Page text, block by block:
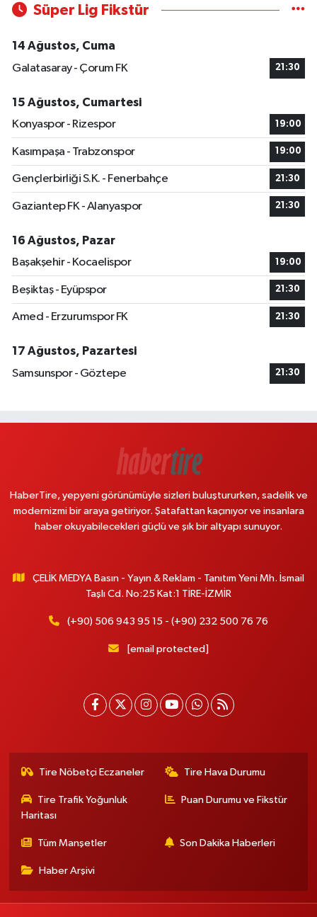
Süper Lig Fikstür
14 Ağustos, Cuma
Galatasaray - Çorum FK
21:30
15 Ağustos, Cumartesi
Konyaspor - Rizespor
19:00
Kasımpaşa - Trabzonspor 19:00
Gençlerbirliği S.K. - Fenerbahçe 21:30
Gaziantep FK - Alanyaspor 21:30
16 Ağustos, Pazar
Başakşehir - Kocaelispor
19:00
Beşiktaş - Eyüpspor 21:30
Amed - Erzurumspor FK 21:30
17 Ağustos, Pazartesi
Samsunspor - Göztepe
21:30
HaberTire, yepyeni görünümüyle sizleri buluştururken, sadelik ve
modernizmi bir araya getiriyor. Şatafattan kaçınıyor ve insanlara
haber okuyabilecekleri güçlü ve şık bir altyapı sunuyor.
ÇELİK MEDYA Basın - Yayın & Reklam - Tanıtım Yeni Mh. İsmail
Taşlı Cd. No:25 Kat:1 TİRE-İZMİR
(+90) 506 943 95 15 - (+90) 232 500 76 76
[email protected]
Tire Nöbetçi Eczaneler Tire Hava Durumu
Tire Trafik Yoğunluk
Haritası
Puan Durumu ve Fikstür
Tüm Manşetler Son Dakika Haberleri
Haber Arşivi